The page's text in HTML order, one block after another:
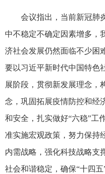
会议指出，当前新冠肺
中不稳定不确定因素增多，
济社会发展仍然面临不少困
要以习近平新时代中国特色
展阶段，贯彻新发展理念，
念，巩固拓展疫情防控和经
和安全，扎实做好“六稳”工
准实施宏观政策，努力保持
内需战略，强化科技战略支
社会和谐稳定，确保“十四